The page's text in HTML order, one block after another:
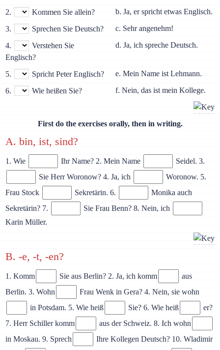
2. Kommen Sie allein? b. Ja, er spricht etwas Englisch.
3. Sprechen Sie Deutsch? c. Sehr angenehm!
4.
Verstehen Sie
Englisch?
d. Ja, ich spreche Deutsch.
5. Spricht Peter Englisch? e. Mein Name ist Lehmann.
6. Wie heißen Sie? f. Nein, das ist mein Kollege.
First do the exercises orally, then in writing.
A. bin, ist, sind?
1. Wie Ihr Name? 2. Mein Name
Seidel. 3.
Sie Herr Woronow? 4. Ja, ich
Woronow. 5.
Frau Stock
Sekretärin. 6.
Monika auch
Sekretärin? 7.
Sie Frau Benn? 8. Nein, ich
Karin Müller.
B. -e, -t, -en?
1. Komm Sie aus Berlin? 2. Ja, ich komm
aus
Berlin. 3. Wohn
Frau Wenk in Gera? 4. Nein, sie wohn
in Potsdam. 5. Wie heiß
Sie? 6. Wie heiß
er?
7. Herr Schiller komm
aus der Schweiz. 8. Ich wohn
in Moskau. 9. Sprech
Ihre Kollegen Deutsch? 10. Wladimir